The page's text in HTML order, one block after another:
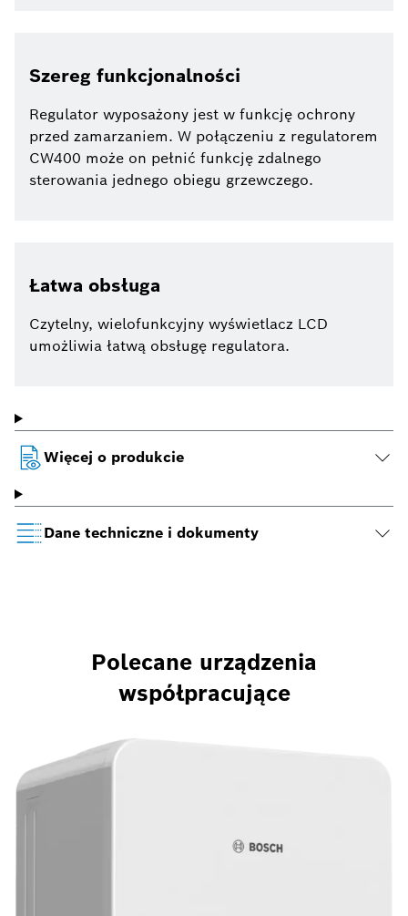
Szereg funkcjonalności
Regulator wyposażony jest w funkcję ochrony
przed zamarzaniem. W połączeniu z regulatorem
CW400 może on pełnić funkcję zdalnego
sterowania jednego obiegu grzewczego.
Łatwa obsługa
Czytelny, wielofunkcyjny wyświetlacz LCD
umożliwia łatwą obsługę regulatora.
Więcej o produkcie
Dane techniczne i dokumenty
Polecane urządzenia
współpracujące